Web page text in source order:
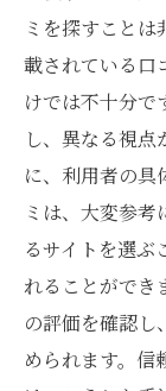
ミを探すこと
載されている口
けでは不十分で
し、異なる視
に、利用者の具
ミは、大変参
るサイトを選ぶ
れることができ
の評価を確認し
められます。信